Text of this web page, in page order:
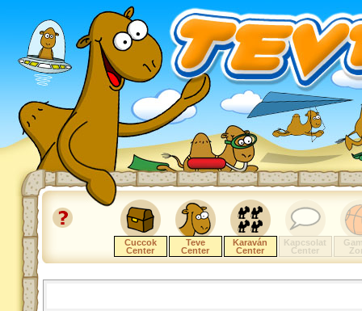
Cuccok
Center
Teve
Center
Karaván
Center
Kapcsolat
Center